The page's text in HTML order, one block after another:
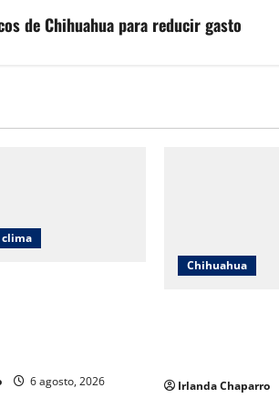
de Chihuahua para reducir gasto
clima
6 agosto, 2026
Chihuahua
Irlanda Chaparro